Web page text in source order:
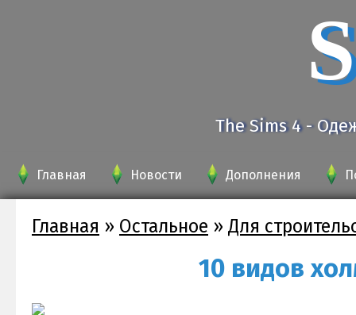
The Sims 4 -
Главная Новости Дополнения
Главная » Остальное » Для
10 видов